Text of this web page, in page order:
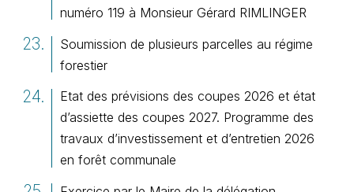
numéro 119 à Monsieur Gérard RIMLINGER
Soumission de plusieurs parcelles au régime
forestier
Etat des prévisions des coupes 2026 et état
d’assiette des coupes 2027. Programme des
travaux d’investissement et d’entretien 2026
en forêt communale